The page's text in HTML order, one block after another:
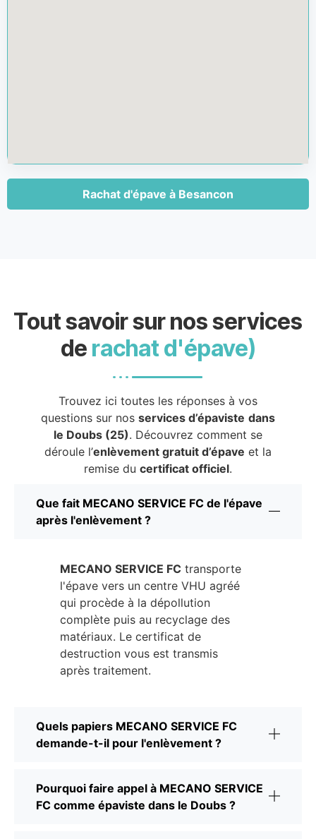
Rachat d'épave à Besancon
Tout savoir sur nos services
de rachat d'épave)
Trouvez ici toutes les réponses à vos
questions sur nos services d’épaviste dans
le Doubs (25). Découvrez comment se
déroule l’enlèvement gratuit d’épave et la
remise du certificat officiel.
Que fait MECANO SERVICE FC de l'épave
après l'enlèvement ?
MECANO SERVICE FC transporte
l'épave vers un centre VHU agréé
qui procède à la dépollution
complète puis au recyclage des
matériaux. Le certificat de
destruction vous est transmis
après traitement.
Quels papiers MECANO SERVICE FC
demande-t-il pour l'enlèvement ?
Pourquoi faire appel à MECANO SERVICE
FC comme épaviste dans le Doubs ?